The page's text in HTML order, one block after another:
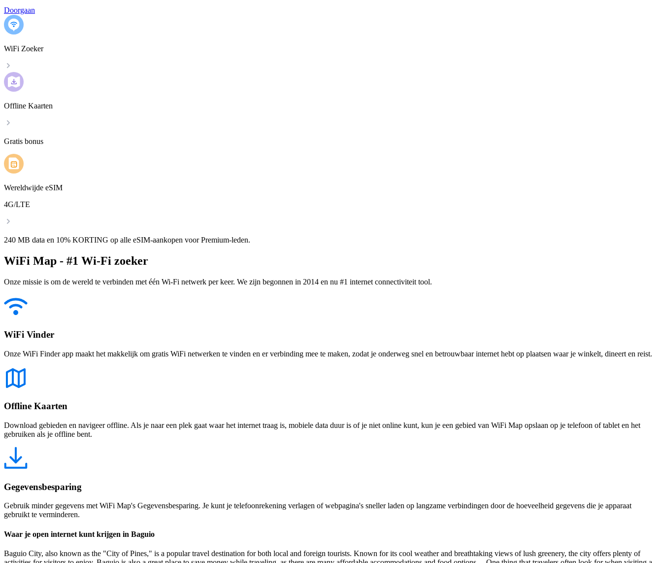
Doorgaan
WiFi Zoeker
Offline Kaarten
Gratis bonus
Wereldwijde eSIM
4G/LTE
240 MB data en 10% KORTING op alle eSIM-aankopen voor Premium-leden.
WiFi Map - #1 Wi-Fi zoeker
Onze missie is om de wereld te verbinden met één Wi-Fi netwerk per keer. We zijn begonnen in 2014 en nu #1 internet connectiviteit tool.
WiFi Vinder
Onze WiFi Finder app maakt het makkelijk om gratis WiFi netwerken te vinden en er verbinding mee te maken, zodat je onderweg snel en betrouwbaar internet hebt op plaatsen waar je winkelt, dineert en reist.
Offline Kaarten
Download gebieden en navigeer offline. Als je naar een plek gaat waar het internet traag is, mobiele data duur is of je niet online kunt, kun je een gebied van WiFi Map opslaan op je telefoon of tablet en het
gebruiken als je offline bent.
Gegevensbesparing
Gebruik minder gegevens met WiFi Map's Gegevensbesparing. Je kunt je telefoonrekening verlagen of webpagina's sneller laden op langzame verbindingen door de hoeveelheid gegevens die je apparaat
gebruikt te verminderen.
Waar je open internet kunt krijgen in Baguio
Baguio City, also known as the "City of Pines," is a popular travel destination for both local and foreign tourists. Known for its cool weather and breathtaking views of lush greenery, the city offers plenty of